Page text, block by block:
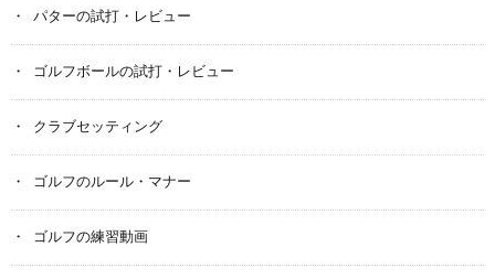
パターの試打・レビュー
ゴルフボールの試打・レビュー
クラブセッティング
ゴルフのルール・マナー
ゴルフの練習動画